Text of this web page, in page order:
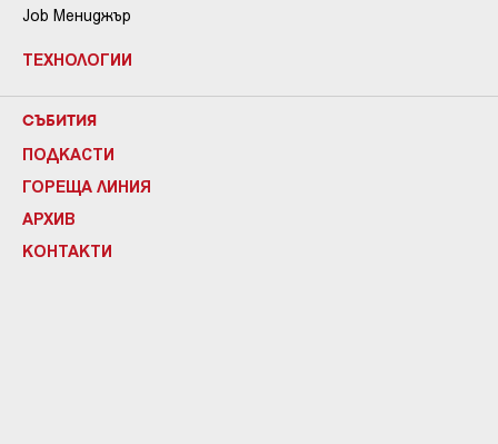
Job Мениджър
ТЕХНОЛОГИИ
СЪБИТИЯ
ПОДКАСТИ
ГОРЕЩА ЛИНИЯ
АРХИВ
КОНТАКТИ